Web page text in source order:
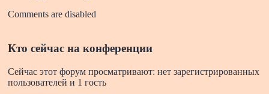
Comments are disabled
Кто сейчас на конференции
Сейчас этот форум просматривают: нет зарегистрированных
пользователей и 1 гость